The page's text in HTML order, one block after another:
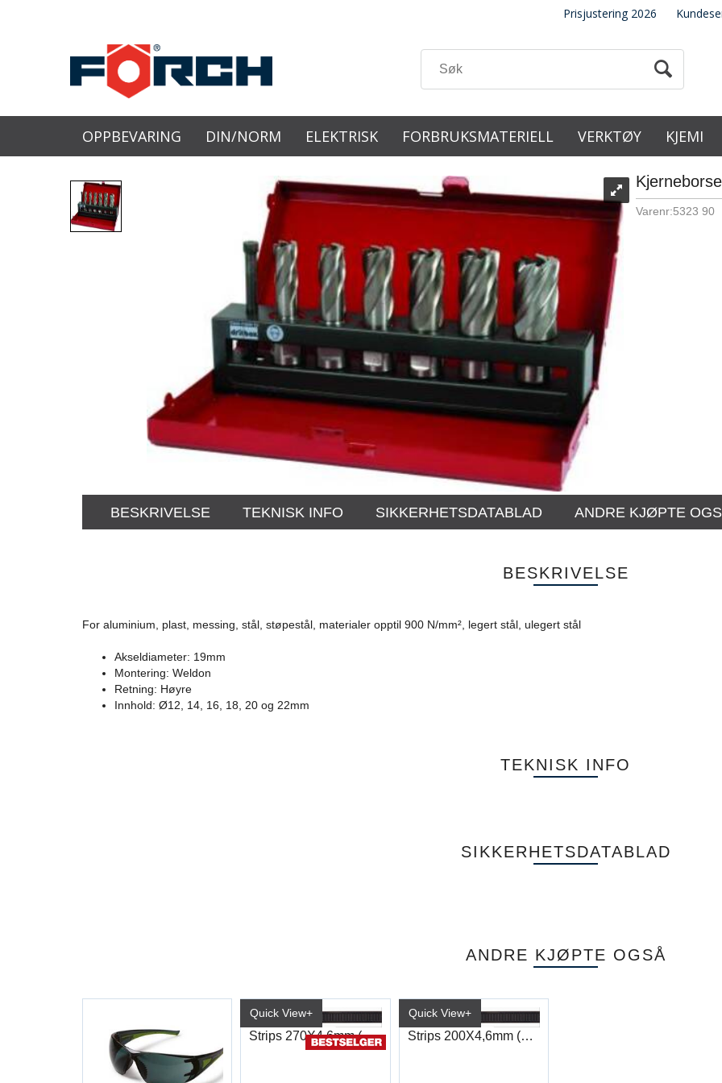
Prisjustering 2026
OPPBEVARING DIN/NORM ELEKTRISK FORBRUKSMATERIELL VERKTØY KJEMI
Varenr:5323 90
BESKRIVELSE TEKNISK INFO SIKKERHETSDATABLAD ANDRE KJØPTE
BESKRIVELSE
For aluminium, plast, messing, stål, støpestål, materialer opptil 900 N/mm², legert stål, ulegert stål
Akseldiameter: 19mm
Montering: Weldon
Retning: Høyre
Innhold: Ø12, 14, 16, 18, 20 og 22mm
TEKNISK INFO
SIKKERHETSDATABLAD
ANDRE KJØPTE OGSÅ
Quick View+
Strips 270X4,6mm (100)
Quick View+
Strips 200X4,6mm (100)